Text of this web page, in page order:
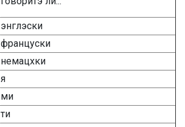
энглэски
француски
немацхки
я
ми
ти